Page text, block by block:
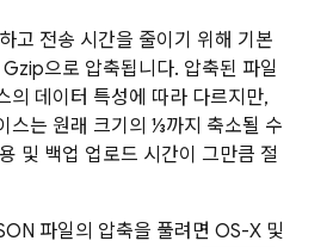
고 전송 시간을 줄이기 위해 기본
으로 압축됩니다. 압축된 파일
의 데이터 특성에 따라 다르지만,
스는 원래 크기의 ⅓까지 축소될 수
및 백업 업로드 시간이 그만큼 절
파일의 압축을 풀려면 OS-X 및